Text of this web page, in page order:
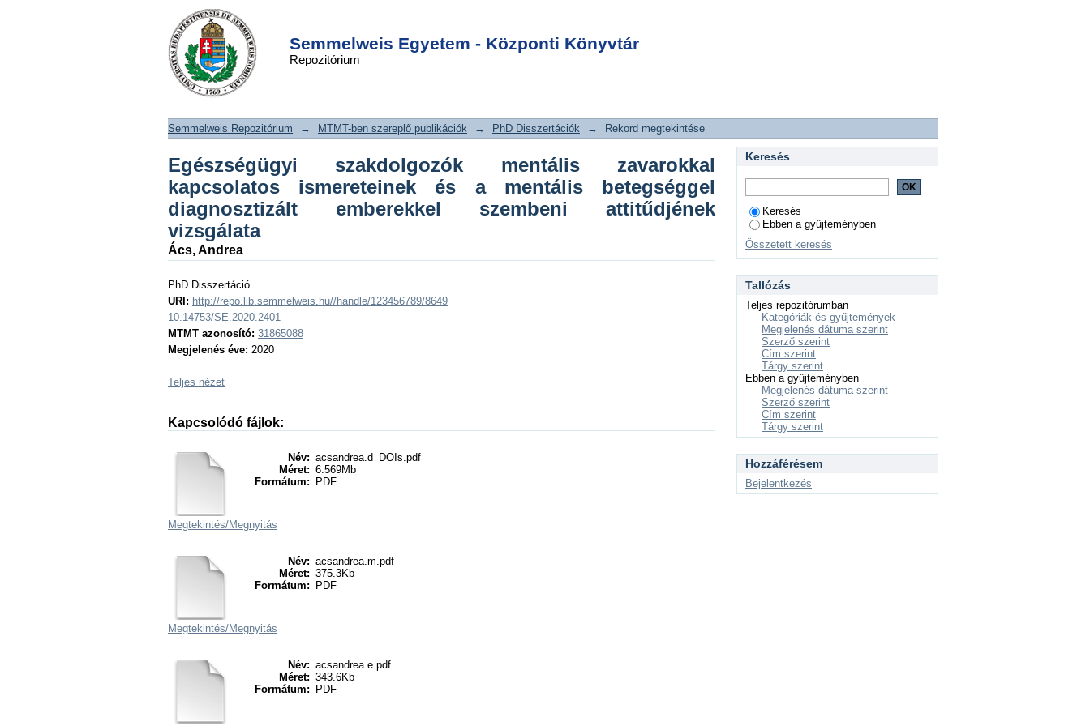
Semmelweis Egyetem - Központi Könyvtár
Repozitórium
Egészségügyi szakdolgozók mentális
zavarokkal kapcsolatos ismereteinek
és a mentális betegséggel
diagnosztizált emberekkel szembeni
DSpace/Manakin Repository
Semmelweis Repozitórium → MTMT-ben szereplő publikációk → PhD Disszertációk → Rekord megtekintése
Egészségügyi szakdolgozók mentális zavarokkal
kapcsolatos ismereteinek és a mentális betegséggel
diagnosztizált emberekkel szembeni attitűdjének
vizsgálata
Ács, Andrea
PhD Disszertáció
URI: http://repo.lib.semmelweis.hu//handle/123456789/8649
10.14753/SE.2020.2401
MTMT azonosító: 31865088
Megjelenés éve: 2020
Teljes nézet
Kapcsolódó fájlok:
Név: acsandrea.d_DOIs.pdf
Méret: 6.569Mb
Formátum:
PDF
Megtekintés/Megnyitás
Név: acsandrea.m.pdf
Méret: 375.3Kb
Formátum:
PDF
Megtekintés/Megnyitás
Név: acsandrea.e.pdf
Méret: 343.6Kb
Formátum:
PDF
Keresés
Keresés
Ebben a gyűjteményben
Összetett keresés
Tallózás
Teljes repozitórumban
Kategóriák és gyűjtemények
Megjelenés dátuma szerint
Szerző szerint
Cím szerint
Tárgy szerint
Ebben a gyűjteményben
Megjelenés dátuma szerint
Szerző szerint
Cím szerint
Tárgy szerint
Hozzáférésem
Bejelentkezés